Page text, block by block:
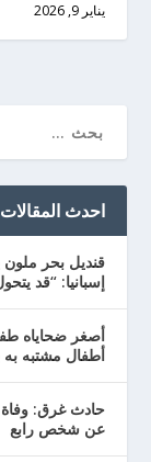
يناير 9, 2026
احدث المقالات
إسبانيا: “قد
أصغر ضحاياه
أطفال مشتبه به
حادث غرق:
عن شخص رابع